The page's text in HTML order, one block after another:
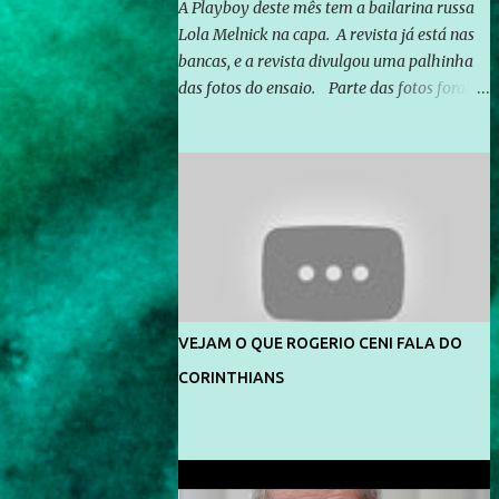
A Playboy deste mês tem a bailarina russa
Lola Melnick na capa. A revista já está nas
bancas, e a revista divulgou uma palhinha
das fotos do ensaio. Parte das fotos foram
divulga capa e primeiras fotos de Lola
Melnick - @aredacao
VEJAM O QUE ROGERIO CENI FALA DO
CORINTHIANS